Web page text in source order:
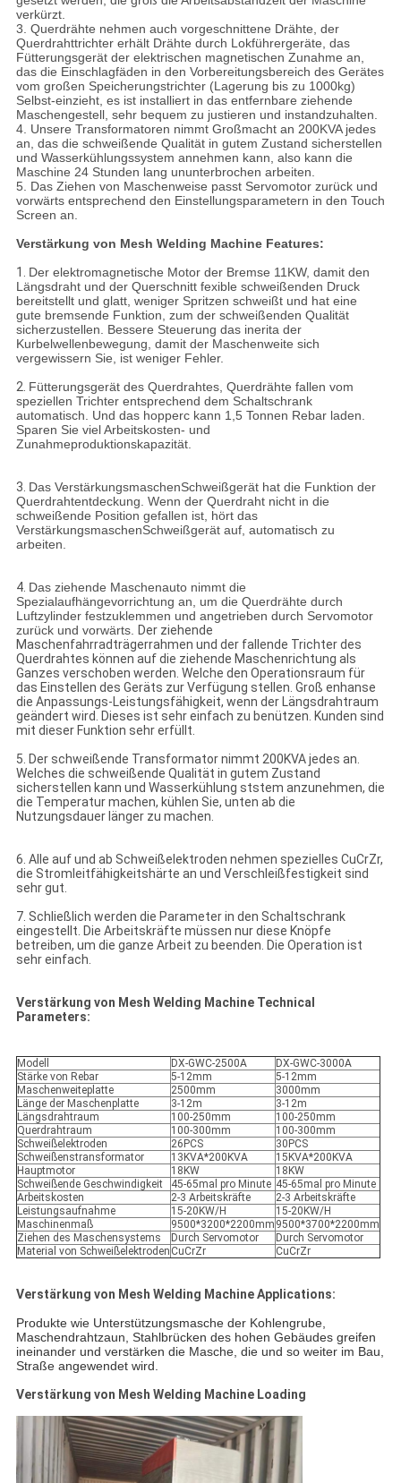
verkürzt.
3. Querdrähte nehmen auch vorgeschnittene Drähte, der
Querdrahttrichter erhält Drähte durch Lokführergeräte, das
Fütterungsgerät der elektrischen magnetischen Zunahme an,
das die Einschlagfäden in den Vorbereitungsbereich des Gerätes
vom großen Speicherungstrichter (Lagerung bis zu 1000kg)
Selbst-einzieht, es ist installiert in das entfernbare ziehende
Maschengestell, sehr bequem zu justieren und instandzuhalten.
4. Unsere Transformatoren nimmt Großmacht an 200KVA jedes
an, das die schweißende Qualität in gutem Zustand sicherstellen
und Wasserkühlungssystem annehmen kann, also kann die
Maschine 24 Stunden lang ununterbrochen arbeiten.
5. Das Ziehen von Maschenweise passt Servomotor zurück und
vorwärts entsprechend den Einstellungsparametern in den Touch
Screen an.
Verstärkung von Mesh Welding Machine Features:
1. Der elektromagnetische Motor der Bremse 11KW, damit den
Längsdraht und der Querschnitt fexible schweißenden Druck
bereitstellt und glatt, weniger Spritzen schweißt und hat eine
gute bremsende Funktion, zum der schweißenden Qualität
sicherzustellen. Bessere Steuerung das inerita der
Kurbelwellenbewegung, damit der Maschenweite sich
vergewissern Sie, ist weniger Fehler.
2. Fütterungsgerät des Querdrahtes, Querdrähte fallen vom
speziellen Trichter entsprechend dem Schaltschrank
automatisch. Und das hopperc kann 1,5 Tonnen Rebar laden.
Sparen Sie viel Arbeitskosten- und
Zunahmeproduktionskapazität.
3. Das VerstärkungsmaschenSchweißgerät hat die Funktion der
Querdrahtentdeckung. Wenn der Querdraht nicht in die
schweißende Position gefallen ist, hört das
VerstärkungsmaschenSchweißgerät auf, automatisch zu
arbeiten.
4. Das ziehende Maschenauto nimmt die
Spezialaufhängevorrichtung an, um die Querdrähte durch
Luftzylinder festzuklemmen und angetrieben durch Servomotor
zurück und vorwärts. Der ziehende
Maschenfahrradträgerrahmen und der fallende Trichter des
Querdrahtes können auf die ziehende Maschenrichtung als
Ganzes verschoben werden. Welche den Operationsraum für
das Einstellen des Geräts zur Verfügung stellen. Groß enhanse
die Anpassungs-Leistungsfähigkeit, wenn der Längsdrahtraum
geändert wird. Dieses ist sehr einfach zu benützen. Kunden sind
mit dieser Funktion sehr erfüllt.
5. Der schweißende Transformator nimmt 200KVA jedes an.
Welches die schweißende Qualität in gutem Zustand
sicherstellen kann und Wasserkühlung ststem anzunehmen, die
die Temperatur machen, kühlen Sie, unten ab die
Nutzungsdauer länger zu machen.
6. Alle auf und ab Schweißelektroden nehmen spezielles CuCrZr,
die Stromleitfähigkeitshärte an und Verschleißfestigkeit sind
sehr gut.
7. Schließlich werden die Parameter in den Schaltschrank
eingestellt. Die Arbeitskräfte müssen nur diese Knöpfe
betreiben, um die ganze Arbeit zu beenden. Die Operation ist
sehr einfach.
Verstärkung von Mesh Welding Machine Technical
Parameters:
Modell DX-GWC-2500A
DX-GWC-3000A
Stärke von Rebar
5-12mm
5-12mm
Maschenweiteplatte
2500mm
3000mm
Länge der Maschenplatte
3-12m
3-12m
Längsdrahtraum
100-250mm
100-250mm
Querdrahtraum
100-300mm
100-300mm
Schweißelektroden
26PCS
30PCS
Schweißenstransformator
13KVA*200KVA
15KVA*200KVA
Hauptmotor
18KW
18KW
Schweißende Geschwindigkeit
45-65mal pro Minute 45-65mal pro Minute
Arbeitskosten
2-3 Arbeitskräfte
2-3 Arbeitskräfte
Leistungsaufnahme
15-20KW/H
15-20KW/H
Maschinenmaß
9500*3200*2200mm 9500*3700*2200mm
Ziehen des Maschensystems
Durch Servomotor
Durch Servomotor
Material von Schweißelektroden CuCrZr CuCrZr
Verstärkung von Mesh Welding Machine Applications:
Produkte wie Unterstützungsmasche der Kohlengrube,
Maschendrahtzaun, Stahlbrücken des hohen Gebäudes greifen
ineinander und verstärken die Masche, die und so weiter im Bau,
Straße angewendet wird.
Verstärkung von Mesh Welding Machine Loading